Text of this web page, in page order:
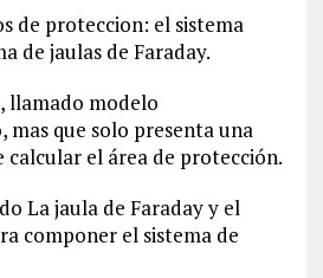
de proteccion: el sistema
de jaulas de Faraday.
llamado modelo
que solo presenta una
el área de protección.
La jaula de Faraday y el
componer el sistema de